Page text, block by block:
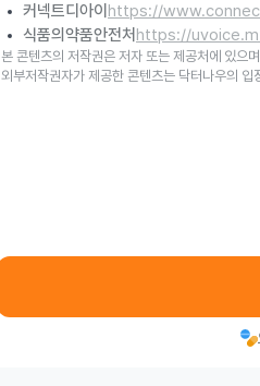
커넥트디아이 https://
식품의약품안전처 https://
본 콘텐츠의 저작권은 저자 또는 제공처에 있으
외부저작권자가 제공한 콘텐츠는 닥터나우의 입